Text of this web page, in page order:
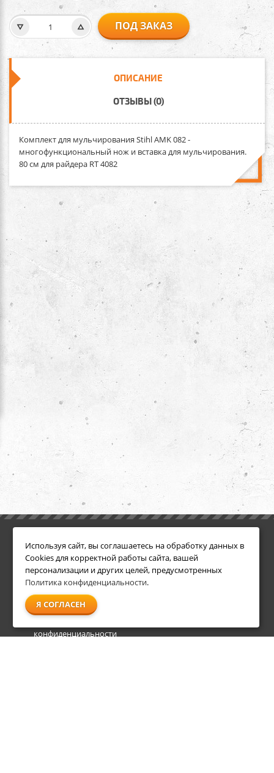
ПОД ЗАКАЗ
ОПИСАНИЕ
ОТЗЫВЫ (0)
Комплект для мульчирования Stihl AMK 082-
многофункциональный нож и вставка для мульчирования.
80 см для райдера RT 4082
Условия возврата
О компании
Доставка
Оплата
Гарантия и сервис
конфиденциальности
Акции
Используя сайт, вы соглашаетесь на обработку данных в
Cookies для корректной работы сайта, вашей
персонализации и других целей, предусмотренных
Политика конфиденциальности.
Я СОГЛАСЕН